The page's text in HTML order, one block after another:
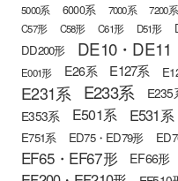
5000系 6000系 7000系 7200系
C57形
C58形 C61形 D51形
DD200形 DE10・DE11
E001形 E26系 E127系
E231系 E233系 E235
E353系 E501系 E531系
E751系 ED75・ED79形
EF65・EF67形 EF66形